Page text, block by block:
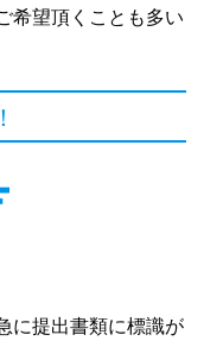
希望頂くことも多い
に提出書類に標識が